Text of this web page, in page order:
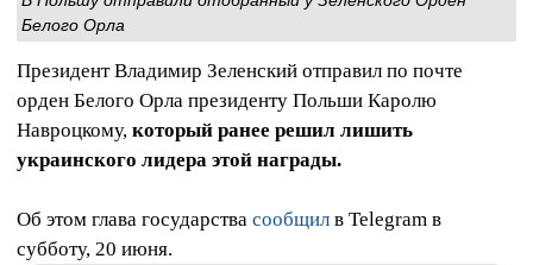
Белого Орла
Президент Владимир Зеленский отправил по почте
орден Белого Орла президенту Польши Каролю
Навроцкому, который ранее решил лишить
украинского лидера этой награды.
Об этом глава государства сообщил в Telegram в
субботу, 20 июня.